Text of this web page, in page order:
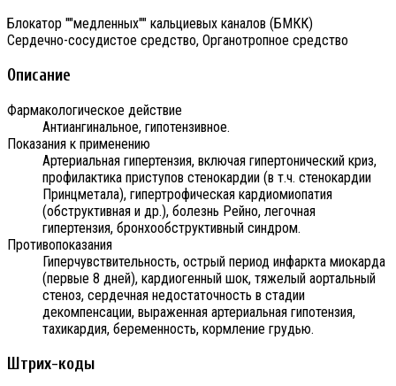
Блокатор ""медленных"" кальциевых каналов (БМКК)
Сердечно-сосудистое средство, Органотропное средство
Описание
Фармакологическое действие
Антиангинальное, гипотензивное.
Показания к применению
Артериальная гипертензия, включая гипертонический криз,
профилактика приступов стенокардии (в т.ч. стенокардии
Принцметала), гипертрофическая кардиомиопатия
(обструктивная и др.), болезнь Рейно, легочная
гипертензия, бронхообструктивный синдром.
Противопоказания
Гиперчувствительность, острый период инфаркта миокарда
(первые 8 дней), кардиогенный шок, тяжелый аортальный
стеноз, сердечная недостаточность в стадии
декомпенсации, выраженная артериальная гипотензия,
тахикардия, беременность, кормление грудью.
Штрих-коды